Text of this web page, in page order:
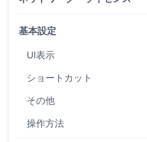
基本設定
UI表示
ショートカット
その他
操作方法